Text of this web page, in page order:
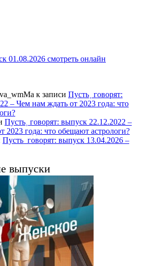
01.08.2026 смотреть онлайн
к записи Пусть˲ говорят:
– Чем нам ждать от 2023 года: что
Пусть˲ говорят: выпуск 22.12.2022 –
2023 года: что обещают астрологи?
Пусть_говорят: выпуск 13.04.2026 –
выпуски